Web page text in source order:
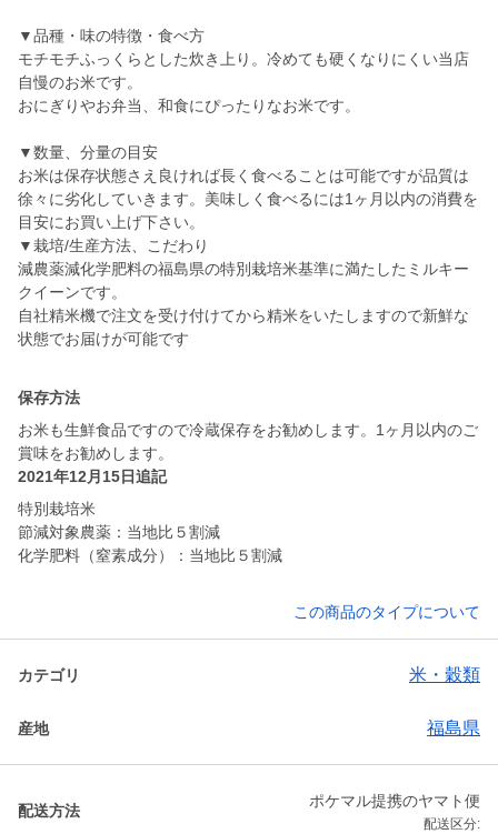
▼品種・味の特徴・食べ方
モチモチふっくらとした炊き上り。冷めても硬くなりにくい当店
自慢のお米です。
おにぎりやお弁当、和食にぴったりなお米です。
▼数量、分量の目安
お米は保存状態さえ良ければ長く食べることは可能ですが品質は
徐々に劣化していきます。美味しく食べるには1ヶ月以内の消費を
目安にお買い上げ下さい。
▼栽培/生産方法、こだわり
減農薬減化学肥料の福島県の特別栽培米基準に満たしたミルキー
クイーンです。
自社精米機で注文を受け付けてから精米をいたしますので新鮮な
状態でお届けが可能です
保存方法
お米も生鮮食品ですので冷蔵保存をお勧めします。1ヶ月以内のご
2021年12月15日追記
特別栽培米
節減対象農薬：当地比５割減
化学肥料（窒素成分）：当地比５割減
この商品のタイプについて
カテゴリ 米・穀類
産地 福島県
配送方法
ポケマル提携のヤマト便
配送区分: